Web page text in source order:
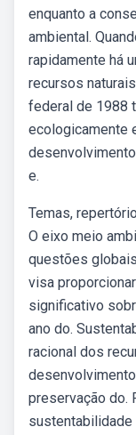
enquanto a
ambiental.
rapidamente há
recursos
federal de 1988
ecologicamente
e.
Temas,
O eixo meio
questões
visa
significativo
ano do.
racional dos
preservação do.
sustentabilidade